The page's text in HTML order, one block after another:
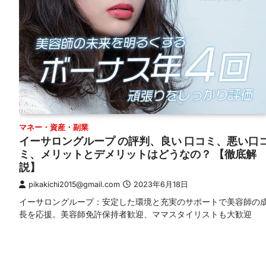
マネー・資産・副業
イーサロングループ の評判、良い 口コミ、悪い口
ミ、メリットとデメリットはどうなの？ 【徹底解
説】
pikakichi2015@gmail.com 2023年6月18日
イーサロングループ：安定した環境と充実のサポートで美容師の
長を応援。美容師免許保持者歓迎、ママスタイリストも大歓迎